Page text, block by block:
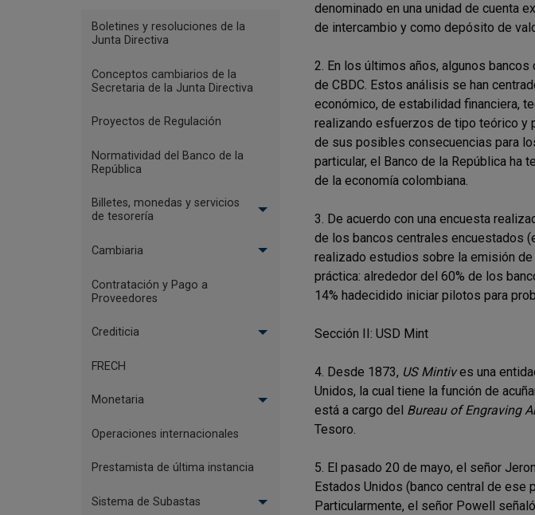
denominado en una unidad de cuenta
de intercambio y como depósito de
2. En los últimos años, algunos
de CBDC. Estos análisis se han
económico, de estabilidad financiera,
realizando esfuerzos de tipo teórico y
de sus posibles consecuencias para
particular, el Banco de la República ha
de la economía colombiana.
3. De acuerdo con una encuesta
de los bancos centrales encuestados
realizado estudios sobre la emisión de
práctica: alrededor del 60% de los
14% hadecidido iniciar pilotos para
Sección II: USD Mint
4. Desde 1873, US Mintives una
Unidos, la cual tiene la función de
está a cargo del Bureau of Engraving
Tesoro.
5. El pasado 20 de mayo, el señor
Estados Unidos (banco central de ese
Particularmente, el señor Powell
Menu
Reglamentación
Nodos
Concepto
JDBR
Boletines y resoluciones de la
Junta Directiva
Conceptos cambiarios de la
Secretaria de la Junta Directiva
Proyectos de Regulación
Normatividad del Banco de la
República
Billetes, monedas y servicios
de tesorería
Cambiaria
Contratación y Pago a
Proveedores
Crediticia
FRECH
Monetaria
Operaciones internacionales
Prestamista de última instancia
Sistema de Subastas